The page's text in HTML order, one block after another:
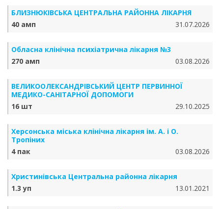
БЛИЗНЮКІВСЬКА ЦЕНТРАЛЬНА РАЙОННА ЛІКАРНЯ
40 амп
31.07.2026
Обласна клінічна психіатрична лікарня №3
270 амп
03.08.2026
ВЕЛИКООЛЕКСАНДРІВСЬКИЙ ЦЕНТР ПЕРВИННОЇ
МЕДИКО-САНІТАРНОЇ ДОПОМОГИ
16 шт
29.10.2025
Херсонська міська клінічна лікарня ім. А. і О.
Тропіних
4 пак
03.08.2026
Христинівська Центральна районна лікарня
1.3 уп
13.01.2021